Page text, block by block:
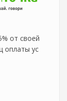
от своей
оплаты ус